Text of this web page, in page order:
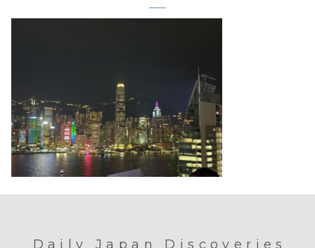
Daily Japan Discoveries